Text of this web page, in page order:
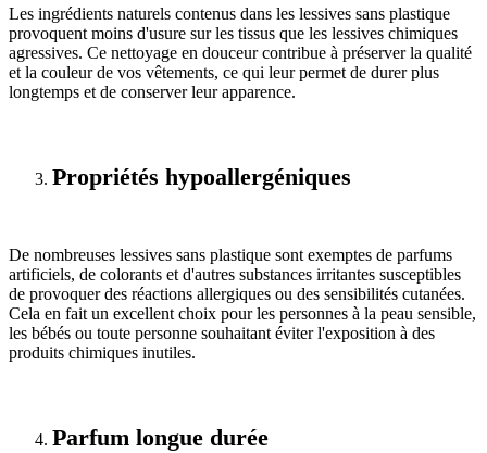
Les ingrédients naturels contenus dans les lessives sans plastique
provoquent moins d'usure sur les tissus que les lessives chimiques
agressives. Ce nettoyage en douceur contribue à préserver la qualité
et la couleur de vos vêtements, ce qui leur permet de durer plus
longtemps et de conserver leur apparence.
Propriétés hypoallergéniques
De nombreuses lessives sans plastique sont exemptes de parfums
artificiels, de colorants et d'autres substances irritantes susceptibles
de provoquer des réactions allergiques ou des sensibilités cutanées.
Cela en fait un excellent choix pour les personnes à la peau sensible,
les bébés ou toute personne souhaitant éviter l'exposition à des
produits chimiques inutiles.
Parfum longue durée